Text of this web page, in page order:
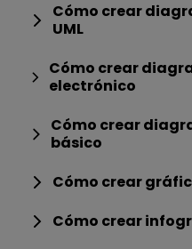
Cómo crear
UML
Cómo crear
electrónico
Cómo crear
básico
Cómo crear
Cómo crear